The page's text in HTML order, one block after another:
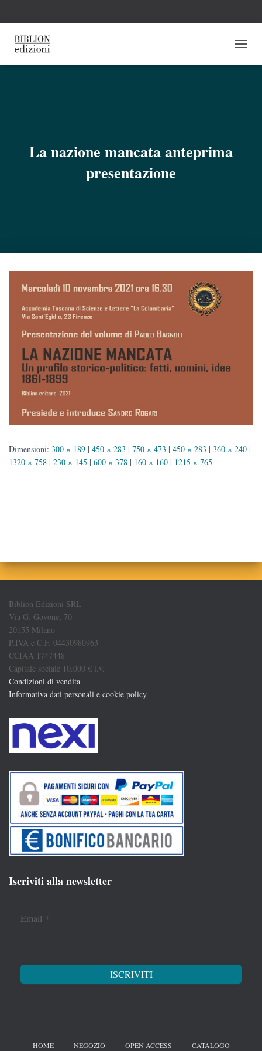
A
La nazione mancata anteprima
presentazione
Dimensioni: 300 × 189 | 450 × 283 | 750 × 473 | 450 × 283 | 360 × 240 |
1320 × 758 | 230 × 145 | 600 × 378 | 160 × 160 | 1215 × 765
Biblion Edizioni SRL
Via G. Govone, 70
20155 Milano
P.IVA e C.F. 04430980963
CCIAA 1747448
Capitale sociale 10.000 € i.v.
Condizioni di vendita
Informativa dati personali e cookie policy
Iscriviti alla newsletter
Email *
HOME NEGOZIO OPEN ACCESS CATALOGO